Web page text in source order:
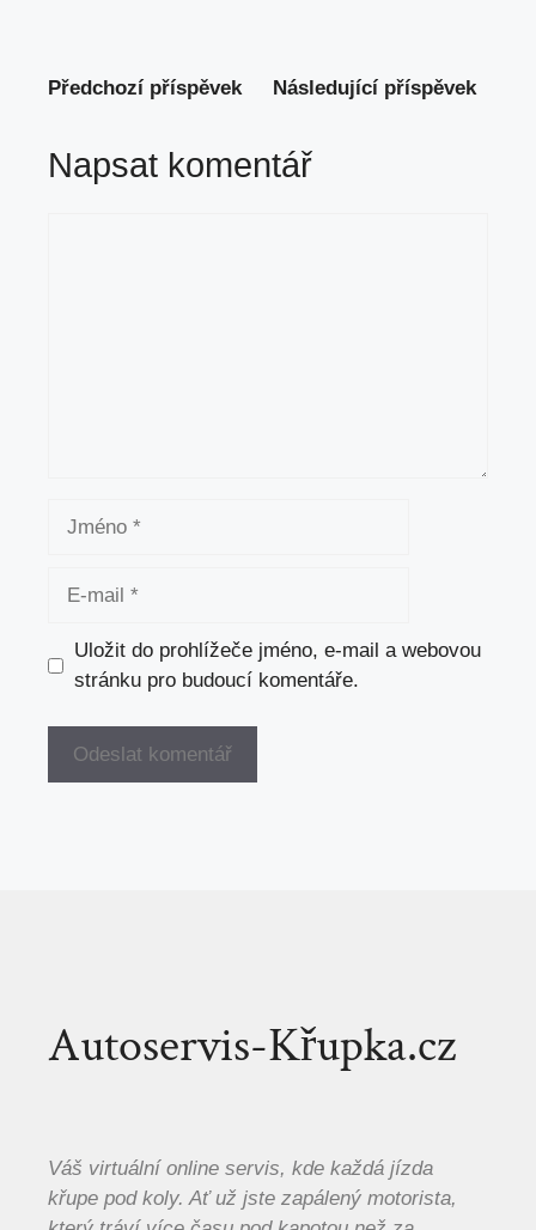
Předchozí příspěvek Následující příspěvek
Napsat komentář
Jméno
Uložit do prohlížeče jméno, e-mail a webovou
stránku pro budoucí komentáře.
Autoservis-Křupka.cz
Váš virtuální online servis, kde každá jízda
křupe pod koly. Ať už jste zapálený motorista,